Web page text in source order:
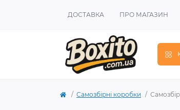
ДОСТАВКА ПРО МАГАЗИН
Самозбірні коробки